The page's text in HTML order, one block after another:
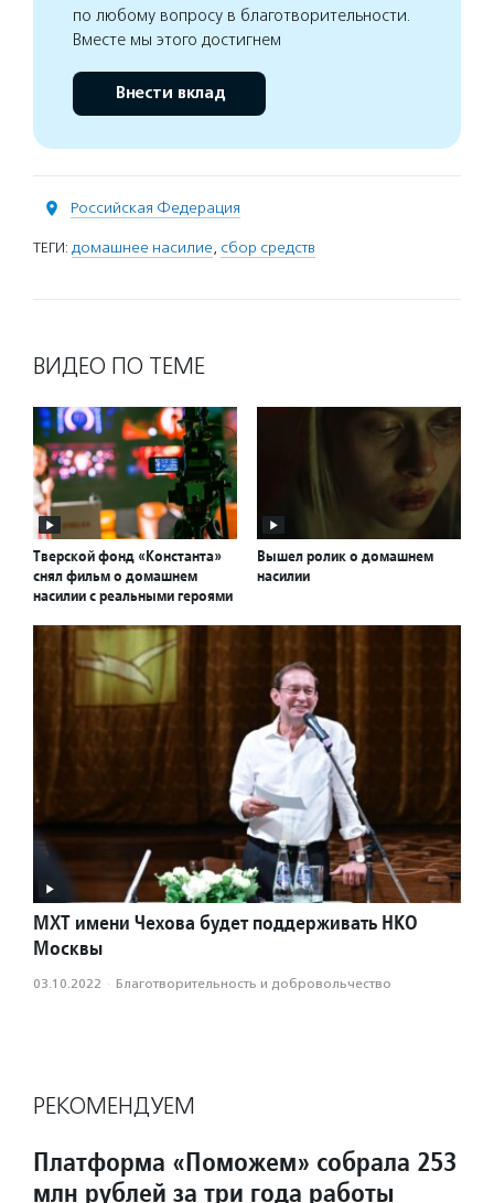
по любому вопросу в благотворительности.
Вместе мы этого достигнем
Внести вклад
Российская Федерация
ТЕГИ: домашнее насилие, сбор средств
ВИДЕО ПО ТЕМЕ
Тверской фонд «Константа»
снял фильм о домашнем
насилии с реальными героями
Вышел ролик о домашнем
насилии
МХТ имени Чехова будет поддерживать НКО
Москвы
03.10.2022 · Благотвори­тель­ность и доброволь­чест­во
РЕКОМЕНДУЕМ
Платформа «Поможем» собрала 253
млн рублей за три года работы